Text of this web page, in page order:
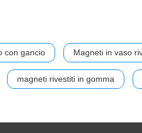
con gancio Magneti in vaso
magneti rivestiti in gomma